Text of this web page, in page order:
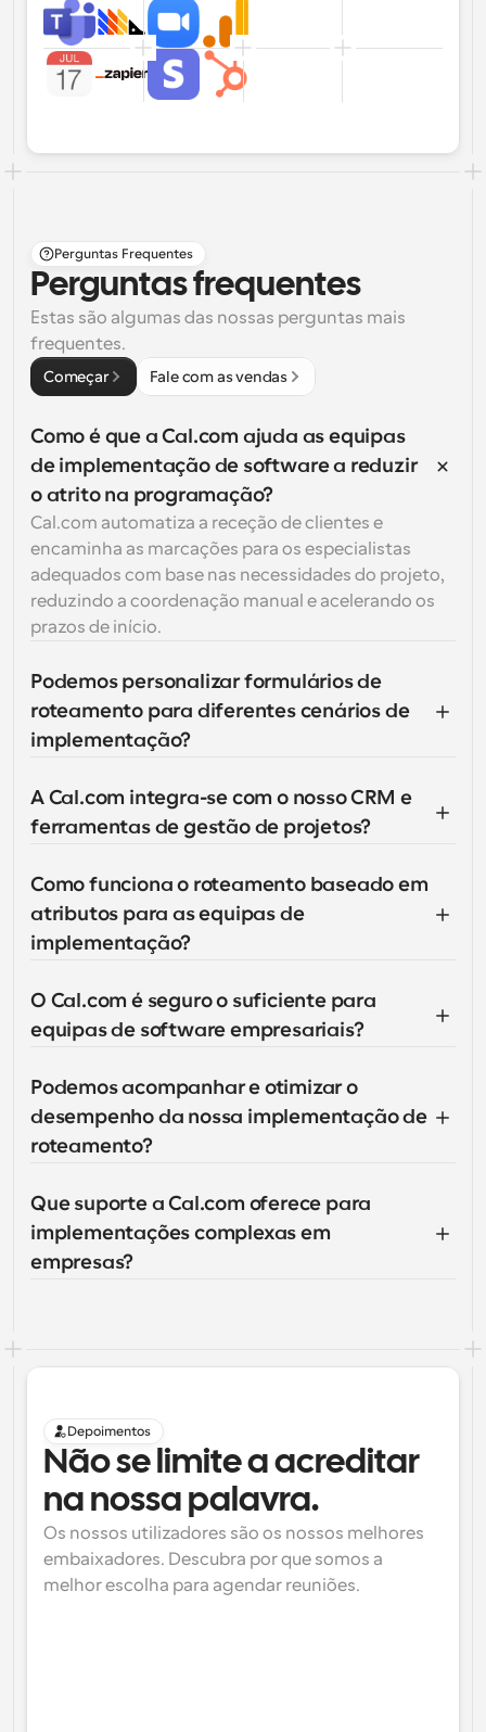
Perguntas Frequentes
Perguntas frequentes
Estas são algumas das nossas perguntas mais
frequentes.
Começar Fale com as vendas
Como é que a Cal.com ajuda as equipas
de implementação de software a reduzir
o atrito na programação?
Cal.com automatiza a receção de clientes e
encaminha as marcações para os especialistas
adequados com base nas necessidades do projeto,
reduzindo a coordenação manual e acelerando os
prazos de início.
Podemos personalizar formulários de
roteamento para diferentes cenários de
implementação?
A Cal.com integra-se com o nosso CRM e
ferramentas de gestão de projetos?
Como funciona o roteamento baseado em
atributos para as equipas de
implementação?
O Cal.com é seguro o suficiente para
equipas de software empresariais?
Podemos acompanhar e otimizar o
desempenho da nossa implementação de
roteamento?
Que suporte a Cal.com oferece para
implementações complexas em
empresas?
Depoimentos
Não se limite a acreditar
na nossa palavra.
Os nossos utilizadores são os nossos melhores
embaixadores. Descubra por que somos a
melhor escolha para agendar reuniões.